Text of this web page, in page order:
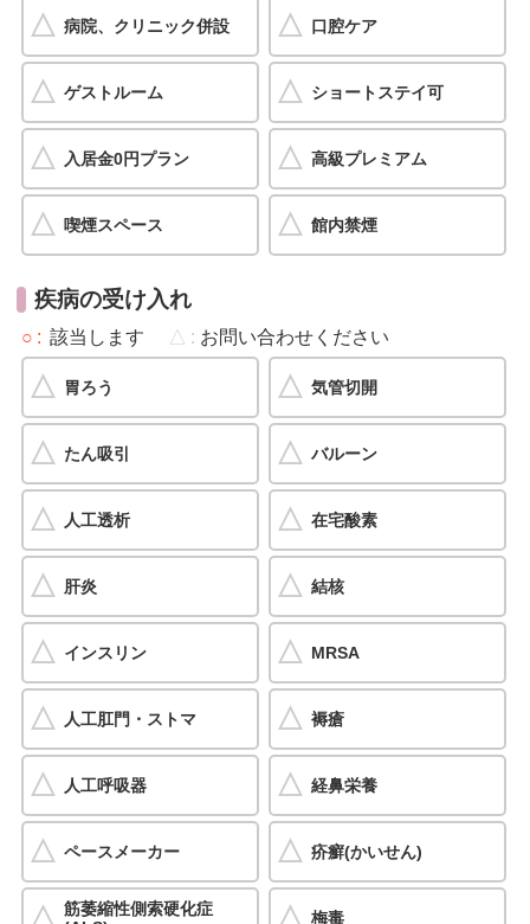
病院、クリニック併設 口腔ケア
ゲストルーム ショートステイ可
入居金0円プラン 高級プレミアム
喫煙スペース 館内禁煙
疾病の受け入れ
○ 該当します △ お問い合わせください
胃ろう 気管切開
たん吸引 バルーン
人工透析 在宅酸素
肝炎 結核
インスリン MRSA
人工肛門・ストマ 褥瘡
人工呼吸器 経鼻栄養
ペースメーカー 疥癬(かいせん)
筋萎縮性側索硬化症
梅毒